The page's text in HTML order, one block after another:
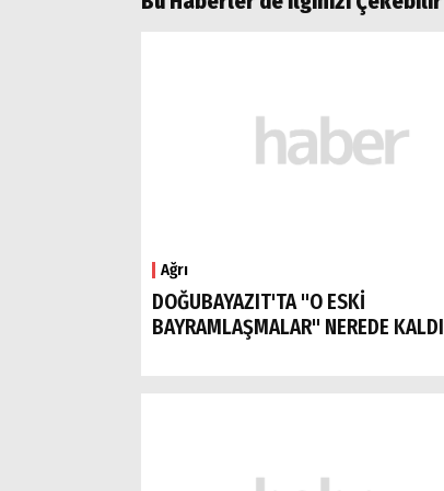
Ağrı
DOĞUBAYAZIT'TA "O ESKİ
BAYRAMLAŞMALAR" NEREDE KALDI